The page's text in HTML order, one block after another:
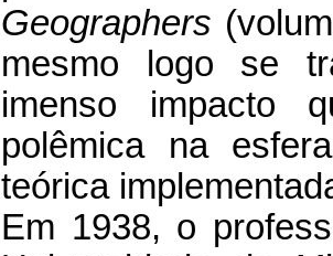
Geographers
mesmo logo se
imenso impacto
polêmica na
teórica
Em 1938, o